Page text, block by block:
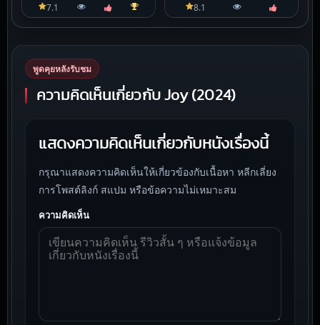
7.1 8.1
พูดคุยหลังรับชม
ความคิดเห็นเกี่ยวกับ Joy (2024)
แสดงความคิดเห็นเกี่ยวกับหนังเรื่องนี้
กรุณาแสดงความคิดเห็นให้เกี่ยวข้องกับเนื้อหา หลีกเลี่ยง
การโพสต์ลิงก์ สแปม หรือข้อความไม่เหมาะสม
ความคิดเห็น